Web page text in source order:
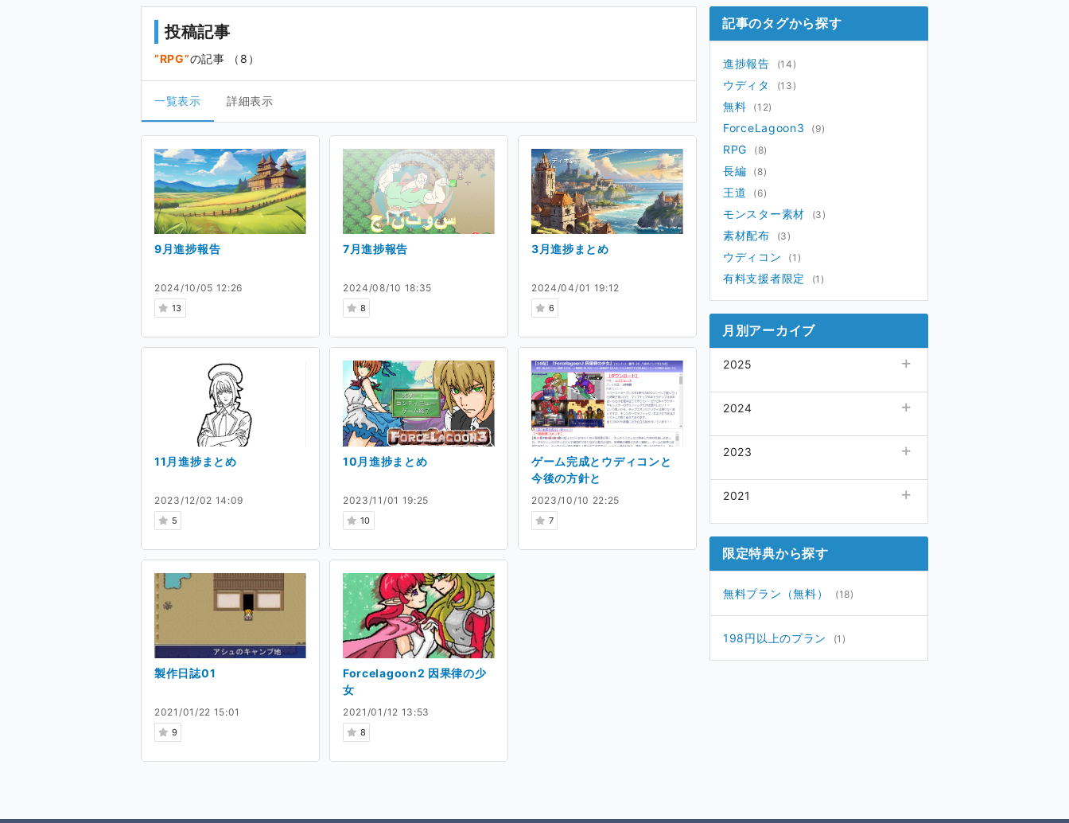
投稿記事
RPG の記事 （8）
一覧表示 詳細表示
2024/10/05 12:26
13
9月進捗報告
2024/08/10 18:35
8
7月進捗報告
2024/04/01 19:12
6
3月進捗まとめ
2023/12/02 14:09
5
11月進捗まとめ
2023/11/01 19:25
10
10月進捗まとめ
2023/10/10 22:25
7
ゲーム完成とウディコンと
今後の方針と
2021/01/22 15:01
9
製作日誌01
2021/01/12 13:53
8
Forcelagoon2 因果律の少
女
記事のタグから探す
進捗報告 (14)
ウディタ (13)
無料 (12)
ForceLagoon3 (9)
RPG (8)
長編 (8)
王道 (6)
モンスター素材 (3)
素材配布 (3)
ウディコン (1)
有料支援者限定 (1)
月別アーカイブ
2025
04月
02月
2024
10月
08月
04月 (1)
03月 (1)
01月
2023
11月
2021
限定特典から探す
無料プラン（無料） (18)
198円以上のプラン (1)